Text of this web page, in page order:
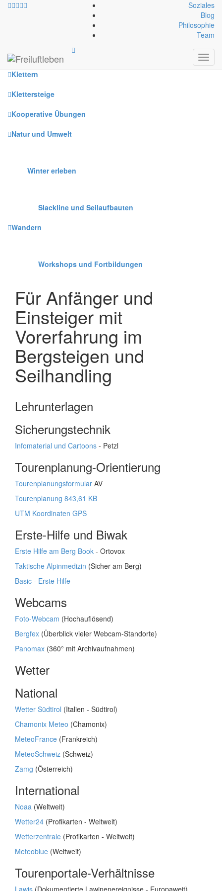
Soziales
Blog
Philosophie
Team
Canyoning
Klettern
Klettersteige
Kooperative Übungen
Natur und Umwelt
Winter erleben
Slackline und Seilaufbauten
Wandern
Workshops und Fortbildungen
Für Anfänger und
Einsteiger mit
Vorerfahrung im
Bergsteigen und
Seilhandling
Lehrunterlagen
Sicherungstechnik
Infomaterial und Cartoons - Petzl
Tourenplanung-Orientierung
Tourenplanungsformular AV
Tourenplanung 843,61 KB
UTM Koordinaten GPS
Erste-Hilfe und Biwak
Erste Hilfe am Berg Book - Ortovox
Taktische Alpinmedizin (Sicher am Berg)
Basic - Erste Hilfe
Webcams
Foto-Webcam (Hochauflösend)
Bergfex (Überblick vieler Webcam-Standorte)
Panomax (360° mit Archivaufnahmen)
Wetter
National
Wetter Südtirol (Italien - Südtirol)
Chamonix Meteo (Chamonix)
MeteoFrance (Frankreich)
MeteoSchweiz (Schweiz)
Zamg (Österreich)
International
Noaa (Weltweit)
Wetter24 (Profikarten - Weltweit)
Wetterzentrale (Profikarten - Weltweit)
Meteoblue (Weltweit)
Tourenportale-Verhältnisse
Lawis (Dokumentierte Lawinenereignisse - Europaweit)